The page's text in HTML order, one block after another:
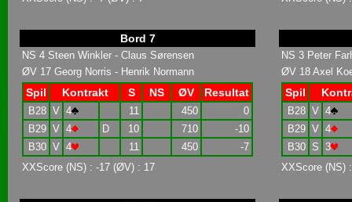
Bord 7
NS 4 Steen Winkler - Claus Sørensen
ØV 17 Georg Norris - Henrik Normann
Spil Kontrakt S NS ØV Resultat
B28 V 4 11 450
0
B29 V 4 D 10 710
-10
B30 V 4 11 450
-7
XXScore (NS) : -17 (ØV) : 17
NS 3 Peter
ØV 18 Axel
Spil
B28 V 4
B29 V 4
B30 S
3
XXScore (NS)